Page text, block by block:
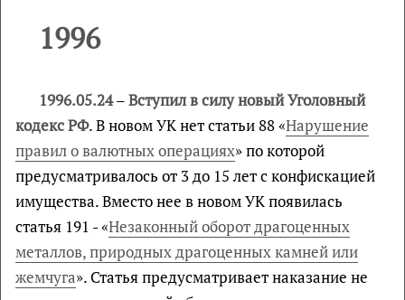
1996
1996.05.24–Вступил в силу новый Уголовный
кодекс РФ. В новом УК нет статьи 88 «Нарушение
правил о валютных операциях» по которой
предусматривалось от 3 до 15 лет с конфискацией
имущества. Вместо нее в новом УК появилась
статья 191 - «Незаконный оборот драгоценных
металлов, природных драгоценных камней или
жемчуга». Статья предусматривает наказание не